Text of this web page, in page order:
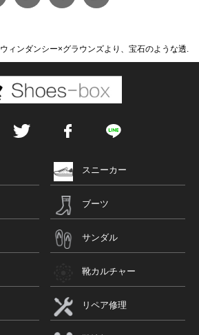
ウィンダンシー×グラウンズより、宝石のような透...
スニーカー
ブーツ
サンダル
靴カルチャー
リペア修理